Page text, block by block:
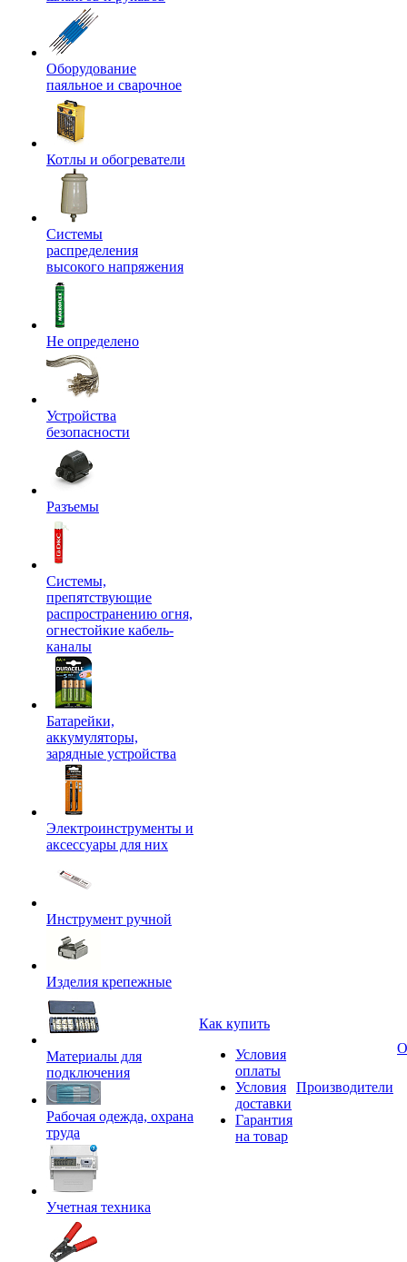
Оборудование
паяльное и сварочное
Котлы и обогреватели
Системы
распределения
высокого напряжения
Не определено
Устройства
безопасности
Разъемы
Системы,
препятствующие
распространению огня,
огнестойкие кабель-
каналы
Батарейки,
аккумуляторы,
зарядные устройства
Электроинструменты и
аксессуары для них
Инструмент ручной
Изделия крепежные
Материалы для
подключения
Рабочая одежда, охрана
труда
Учетная техника
Как купить
Условия
оплаты
Условия
доставки
Гарантия
на товар
Производители